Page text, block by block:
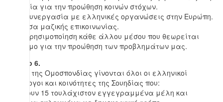
Σουηδία για την προώθηση κοινών στόχων.
3. Η συνεργασία με ελληνικές οργανώσεις στην Ευρώπη.
4. Μέσα μαζικής επικοινωνίας.
5. Η χρησιμοποίηση κάθε άλλου μέσου που θεωρείται
σκόπιμο για την προώθηση των προβλημάτων μας.
Άρθρο 6.
Μέλη της Ομοσπονδίας γίνονται όλοι οι ελληνικοί
σύλλογοι και κοινότητες της Σουηδίας που:
1. Έχουν 15 τουλάχιστον εγγεγραμμένα μέλη και